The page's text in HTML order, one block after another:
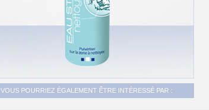
VOUS POURRIEZ ÉGALEMENT ÊTRE INTÉRESSÉ PAR :